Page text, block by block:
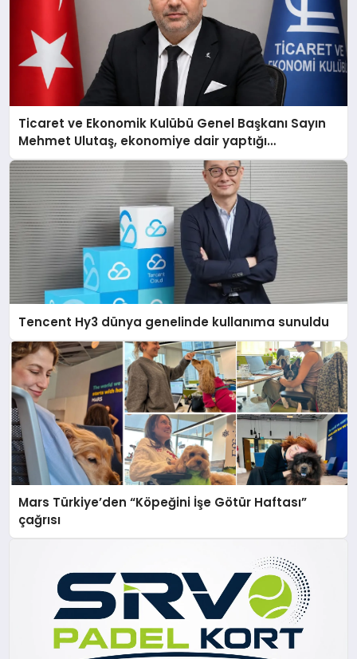
Ticaret ve Ekonomik Kulübü Genel Başkanı Sayın
Mehmet Ulutaş, ekonomiye dair yaptığı
açıklamada şunları kaydetti:
Tencent Hy3 dünya genelinde kullanıma sunuldu
Mars Türkiye’den “Köpeğini İşe Götür Haftası”
çağrısı